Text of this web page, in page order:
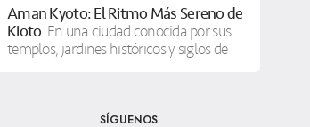
Aman Kyoto: El Ritmo Más Sereno de
Kioto En una ciudad conocida por sus
templos, jardines históricos y siglos de
SÍGUENOS